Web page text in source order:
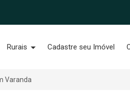
Rurais Cadastre seu Imóvel
Varanda